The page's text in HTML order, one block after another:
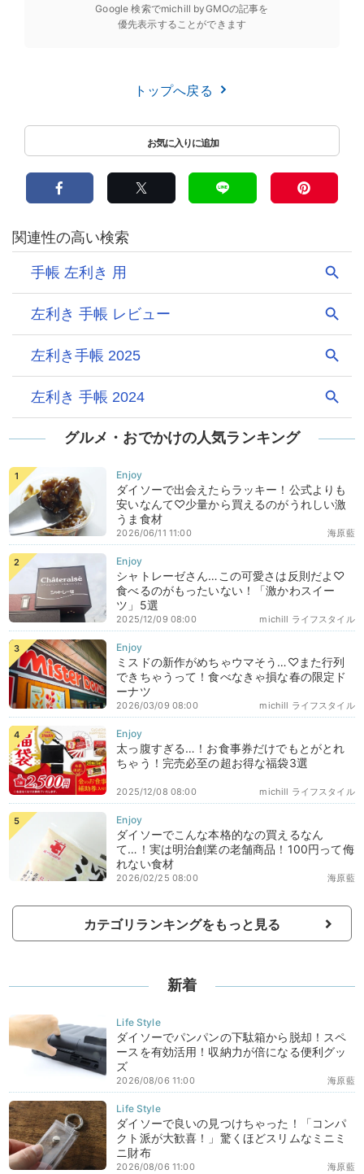
Google 検索でmichill byGMOの記事を
優先表示することができます
トップへ戻る
グルメ・おでかけの人気ランキング
ダイソーで出会えたらラッキー！公式よりも
安いなんて♡少量から買えるのがうれしい激
うま食材
海原藍
2026/06/11 11:00
シャトレーゼさん…この可愛さは反則だよ♡
食べるのがもったいない！「激かわスイー
ツ」5選
michill ライフスタイル
2025/12/09 08:00
ミスドの新作がめちゃウマそう…♡また行列
できちゃうって！食べなきゃ損な春の限定ド
ーナツ
michill ライフスタイル
2026/03/09 08:00
太っ腹すぎる…！お食事券だけでもとがとれ
ちゃう！完売必至の超お得な福袋3選
michill ライフスタイル
2025/12/08 08:00
ダイソーでこんな本格的なの買えるなん
て…！実は明治創業の老舗商品！100円って侮
れない食材
海原藍
2026/02/25 08:00
カテゴリランキングをもっと見る
新着
ダイソーでパンパンの下駄箱から脱却！スペ
ースを有効活用！収納力が倍になる便利グッ
ズ
海原藍
2026/08/06 11:00
ダイソーで良いの見つけちゃった！「コンパ
クト派が大歓喜！」驚くほどスリムなミニミ
ニ財布
海原藍
2026/08/06 11:00